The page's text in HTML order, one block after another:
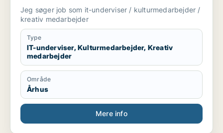
Jeg søger job som it-underviser / kulturmedarbejder /
kreativ medarbejder
Type
IT-underviser, Kulturmedarbejder, Kreativ
medarbejder
Område
Århus
Mere info